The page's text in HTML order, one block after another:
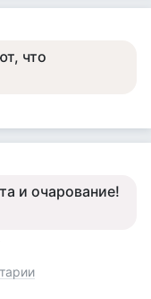
что
и очарование!